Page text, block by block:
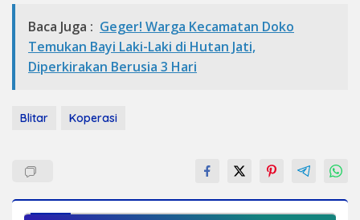
Baca Juga : Geger! Warga Kecamatan Doko
Temukan Bayi Laki-Laki di Hutan Jati,
Diperkirakan Berusia 3 Hari
Blitar Koperasi